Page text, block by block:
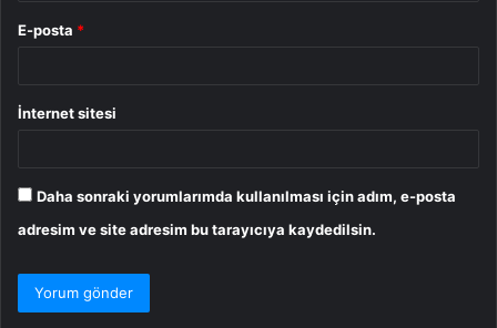
E-posta *
İnternet sitesi
Daha sonraki yorumlarımda kullanılması için adım, e-posta
adresim ve site adresim bu tarayıcıya kaydedilsin.